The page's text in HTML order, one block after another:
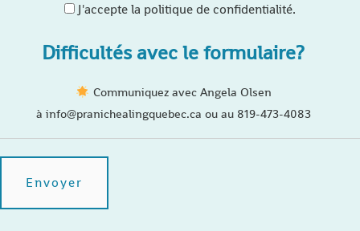
J'accepte la politique de confidentialité.
Difficultés avec le formulaire?
Communiquez avec Angela Olsen
à info@pranichealingquebec.ca ou au 819-473-4083